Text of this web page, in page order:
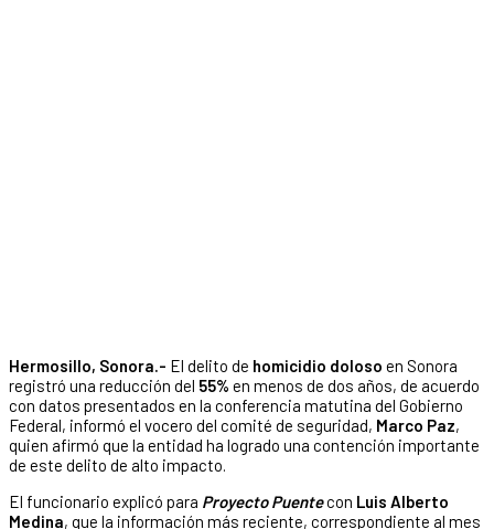
Hermosillo, Sonora.- El delito de homicidio doloso en Sonora
registró una reducción del 55% en menos de dos años, de acuerdo
con datos presentados en la conferencia matutina del Gobierno
Federal, informó el vocero del comité de seguridad, Marco Paz,
quien afirmó que la entidad ha logrado una contención importante
de este delito de alto impacto.
El funcionario explicó para Proyecto Puentecon Luis Alberto
Medina, que la información más reciente, correspondiente al mes